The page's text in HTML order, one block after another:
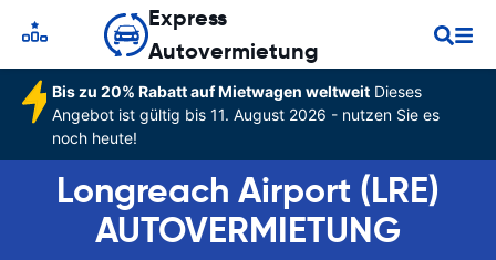
Express
Autovermietung
Bis zu 20% Rabatt auf Mietwagen weltweitDieses
Angebot ist gültig bis 11. August 2026 - nutzen Sie es
noch heute!
Longreach Airport (LRE)
AUTOVERMIETUNG